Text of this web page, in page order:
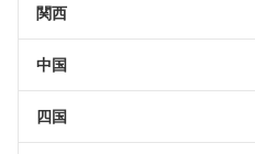
関西
中国
四国